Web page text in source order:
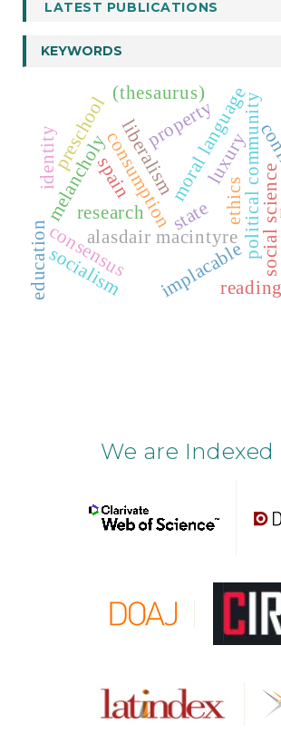
LATEST PUBLICATIONS
KEYWORDS
alasdair macintyre social science
political community
consensus
ethics
moral language
luxury
consumption
melancholyliberalismproperty
implacable
socialism
state
education
preschool
research
reading
identity spain
(thesaurus)
We are Indexed